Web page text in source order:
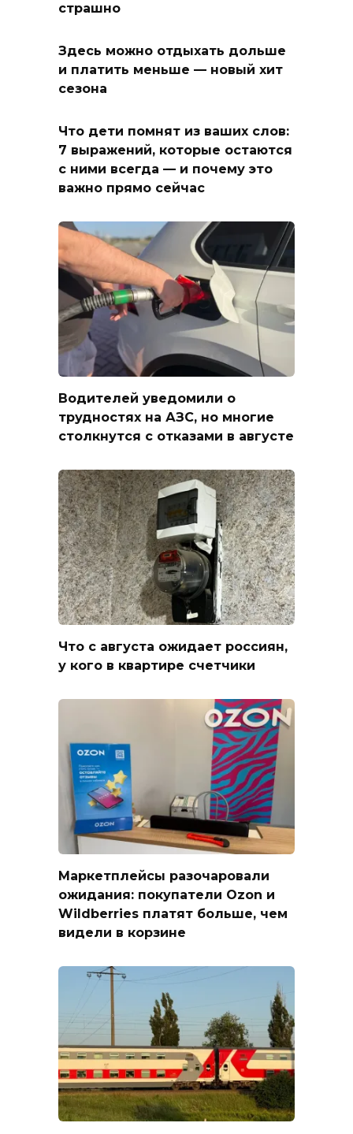
страшно
Здесь можно отдыхать дольше
и платить меньше — новый хит
сезона
Что дети помнят из ваших слов:
7 выражений, которые остаются
с ними всегда — и почему это
важно прямо сейчас
Водителей уведомили о
трудностях на АЗС, но многие
столкнутся с отказами в августе
Что с августа ожидает россиян,
у кого в квартире счетчики
Маркетплейсы разочаровали
ожидания: покупатели Ozon и
Wildberries платят больше, чем
видели в корзине